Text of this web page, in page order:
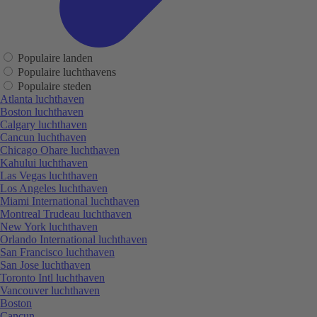
Populaire landen
Populaire luchthavens
Populaire steden
Atlanta luchthaven
Boston luchthaven
Calgary luchthaven
Cancun luchthaven
Chicago Ohare luchthaven
Kahului luchthaven
Las Vegas luchthaven
Los Angeles luchthaven
Miami International luchthaven
Montreal Trudeau luchthaven
New York luchthaven
Orlando International luchthaven
San Francisco luchthaven
San Jose luchthaven
Toronto Intl luchthaven
Vancouver luchthaven
Boston